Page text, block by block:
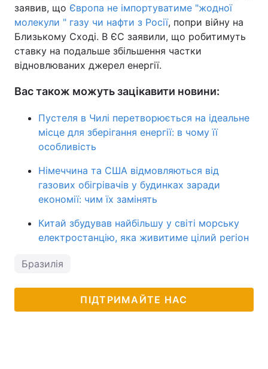
заявив, що Європа не імпортуватиме "жодної
молекули " газу чи нафти з Росії, попри війну на
Близькому Сході. В ЄС заявили, що робитимуть
ставку на подальше збільшення частки
відновлюваних джерел енергії.
Вас також можуть зацікавити новини:
Пустеля в Чилі перетворюється на ідеальне
місце для зберігання енергії: в чому її
особливість
Німеччина та США відмовляються від
газових обігрівачів у будинках заради
економії: чим їх замінять
Китай збудував найбільшу у світі морську
електростанцію, яка живитиме цілий регіон
Бразилія
ПІДТРИМАЙТЕ НАС